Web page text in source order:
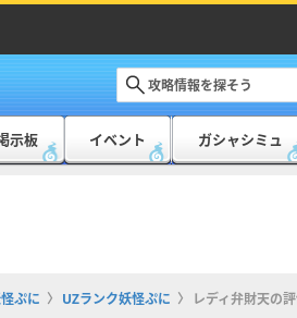
示板 イベント ガシャシミュ
ぷに UZランク妖怪ぷに レディ弁財天の